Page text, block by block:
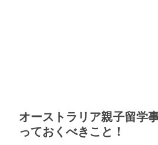
オーストラリア親子留学
っておくべきこと！